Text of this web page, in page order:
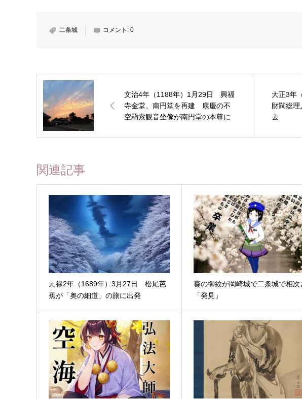
二条城 コメント: 0
文治4年（1188年）1月29日 興福
寺金堂、南円堂を再建 康慶の不
空羂索観音坐像が南円堂の本尊に
大正3年
財閥総
去
関連記事
元禄2年（1689年）3月27日 松尾芭
蕉が「奥の細道」の旅に出発
葵の御紋が岡崎城で二条城で相次
「発見」